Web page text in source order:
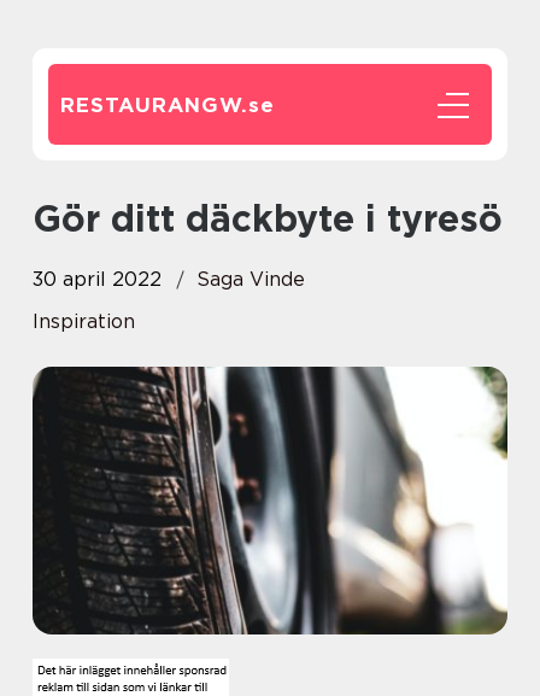
RESTAURANGW.se
Gör ditt däckbyte i tyresö
30 april 2022
Saga Vinde
Inspiration